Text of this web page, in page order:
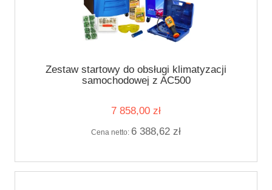
Zestaw startowy do obsługi klimatyzacji
samochodowej z AC500
7 858,00 zł
Cena netto: 6 388,62 zł